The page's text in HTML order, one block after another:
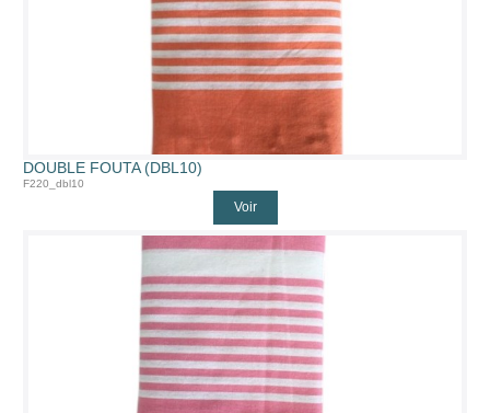
DOUBLE FOUTA (DBL10)
F220_dbl10
Voir